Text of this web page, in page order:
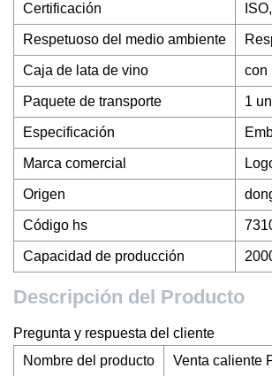
Certificación
Respetuoso del medio ambiente
Caja de lata de vino con
Paquete de transporte 1
Especificación
Marca comercial
Origen
Código hs
Capacidad de producción
Descripción del Producto
Pregunta y respuesta del cliente
Nombre del producto
Venta caliente